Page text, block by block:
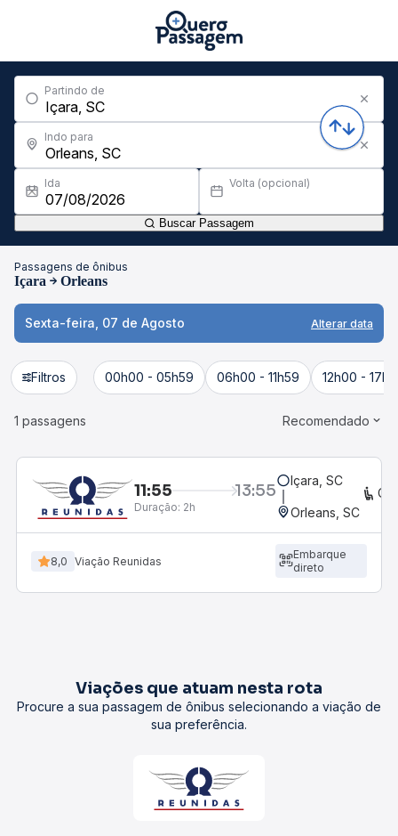
Partindo de
Indo para
Ida Volta (opcional)
Buscar Passagem
Passagens de ônibus
Içara Orleans
Sexta-feira, 07 de Agosto Alterar data
Filtros 00h00 - 05h59 06h00 - 11h59 12h00 -
1 passagens Recomendado
11:55 13:55
Duração: 2h
Içara, SC
Orleans, SC
8,0 Viação Reunidas
Embarque
direto
Viações que atuam nesta rota
Procure a sua passagem de ônibus selecionando a viação de
sua preferência.